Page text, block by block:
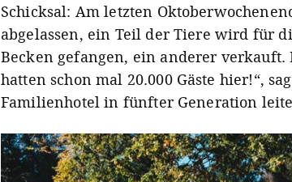
Schicksal: Am letzten
abgelassen, ein Teil der Tiere wird für
Becken gefangen, ein anderer verkauft.
hatten schon mal 20.000 Gäste hier!“,
Familienhotel in fünfter Generation